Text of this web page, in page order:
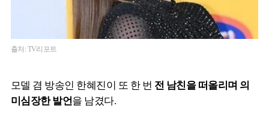
출처: TV리포트
모델 겸 방송인 한혜진이 또 한 번 전 남친을 떠올리며 의
미심장한 발언을 남겼다.